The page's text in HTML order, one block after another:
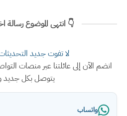
👇 انتهى الموضوع رسالة
لا تفوت جديد
انضم الآن إلى عائلتنا عبر منصات
يتوصل بكل
واتساب